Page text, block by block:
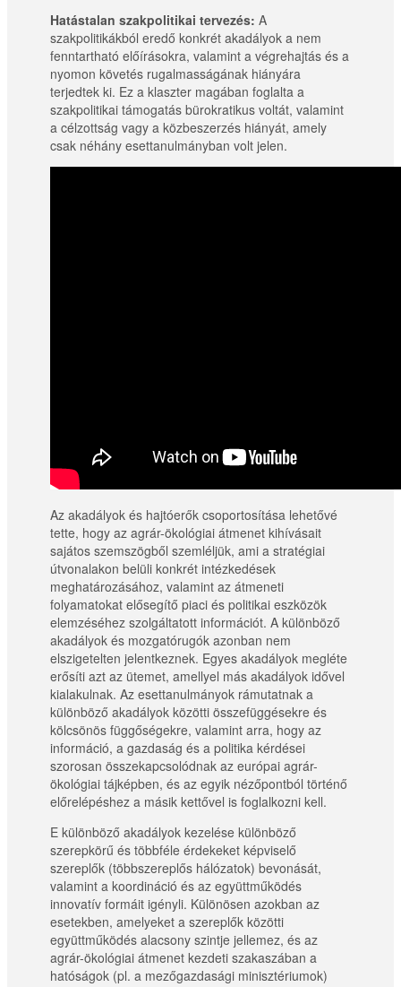
Hatástalan szakpolitikai tervezés: A
szakpolitikákból eredő konkrét akadályok a nem
fenntartható előírásokra, valamint a végrehajtás és a
nyomon követés rugalmasságának hiányára
terjedtek ki. Ez a klaszter magában foglalta a
szakpolitikai támogatás bürokratikus voltát, valamint
a célzottság vagy a közbeszerzés hiányát, amely
csak néhány esettanulmányban volt jelen.
Az akadályok és hajtóerők csoportosítása lehetővé
tette, hogy az agrár-ökológiai átmenet kihívásait
sajátos szemszögből szemléljük, ami a stratégiai
útvonalakon belüli konkrét intézkedések
meghatározásához, valamint az átmeneti
folyamatokat elősegítő piaci és politikai eszközök
elemzéséhez szolgáltatott információt. A különböző
akadályok és mozgatórugók azonban nem
elszigetelten jelentkeznek. Egyes akadályok megléte
erősíti azt az ütemet, amellyel más akadályok idővel
kialakulnak. Az esettanulmányok rámutatnak a
különböző akadályok közötti összefüggésekre és
kölcsönös függőségekre, valamint arra, hogy az
információ, a gazdaság és a politika kérdései
szorosan összekapcsolódnak az európai agrár-
ökológiai tájképben, és az egyik nézőpontból történő
előrelépéshez a másik kettővel is foglalkozni kell.
E különböző akadályok kezelése különböző
szerepkörű és többféle érdekeket képviselő
szereplők (többszereplős hálózatok) bevonását,
valamint a koordináció és az együttműködés
innovatív formáit igényli. Különösen azokban az
esetekben, amelyeket a szereplők közötti
együttműködés alacsony szintje jellemez, és az
agrár-ökológiai átmenet kezdeti szakaszában a
hatóságok (pl. a mezőgazdasági minisztériumok)